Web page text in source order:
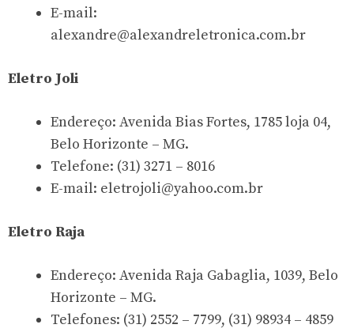
E-mail:
alexandre@alexandreletronica.com.br
Eletro Joli
Endereço: Avenida Bias Fortes, 1785 loja 04,
Belo Horizonte – MG.
Telefone: (31) 3271 – 8016
E-mail: eletrojoli@yahoo.com.br
Eletro Raja
Endereço: Avenida Raja Gabaglia, 1039, Belo
Horizonte – MG.
Telefones: (31) 2552 – 7799, (31) 98934 – 4859